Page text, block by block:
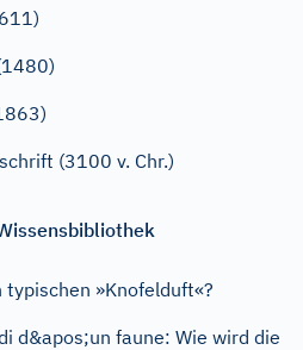
(3100 v. Chr.)
»Knofelduft«?
d&apos;un faune: Wie wird die